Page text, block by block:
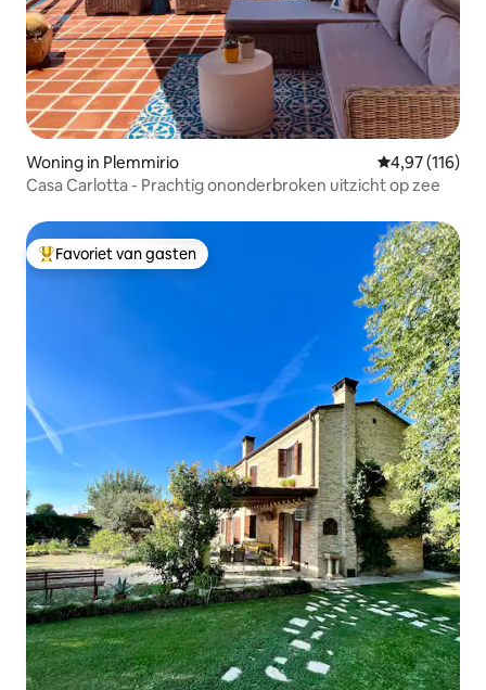
Woning in Plemmirio Gemiddelde
4,97 (116)
Casa Carlotta - Prachtig ononderbroken uitzicht op zee
Topfavoriet van gasten
Favoriet van gasten